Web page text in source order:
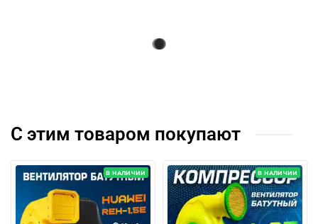
С этим товаром покупают
В НАЛИЧИИ В НАЛИЧИИ